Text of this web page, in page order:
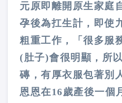
元原即離開原生家庭
孕後為扛生計，即使
粗重工作，「很多服
(肚子)會很明顯，所
磚，有厚衣服包著別
恩恩在16歲產後一個